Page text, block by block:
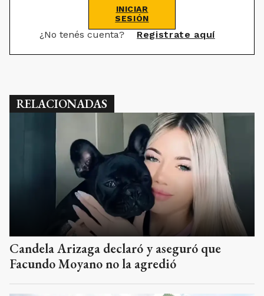
INICIAR
SESIÓN
¿No tenés cuenta? Registrate aquí
RELACIONADAS
Candela Arizaga declaró y aseguró que
Facundo Moyano no la agredió